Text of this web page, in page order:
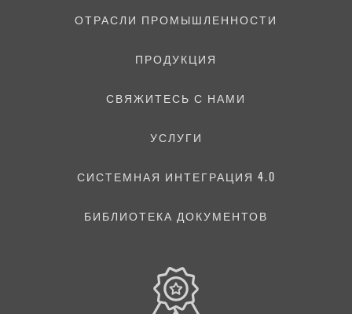
ОТРАСЛИ ПРОМЫШЛЕННОСТИ
ПРОДУКЦИЯ
СВЯЖИТЕСЬ С НАМИ
УСЛУГИ
СИСТЕМНАЯ ИНТЕГРАЦИЯ 4.0
БИБЛИОТЕКА ДОКУМЕНТОВ